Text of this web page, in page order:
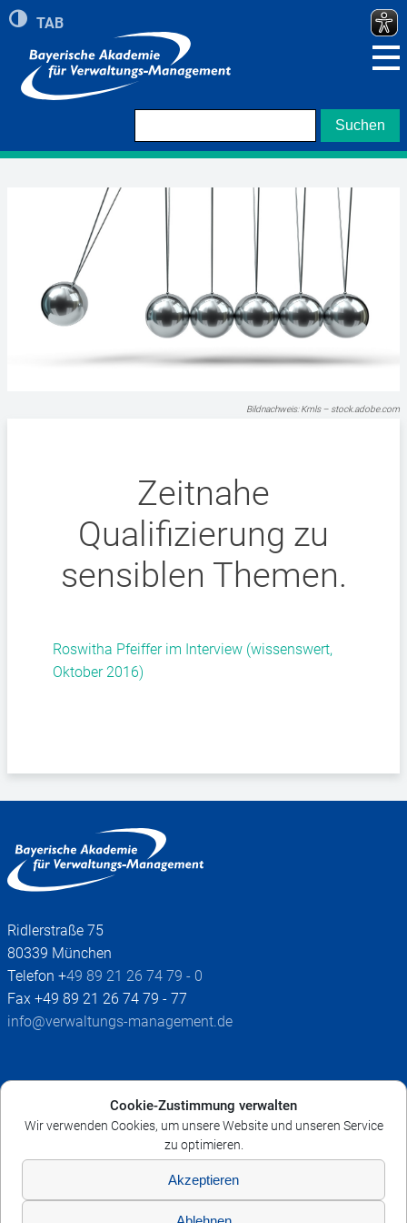
Cookie-Zustimmung verwalten
Wir verwenden Cookies, um unsere Website und unseren Service
zu optimieren.
Akzeptieren
Umschalten auf hohe Kontraste
TAB
Zeigt roten Rand bei Navigation mit TAB Taste
Bildnachweis: Kmls – stock.adobe.com
Zeitnahe
Qualifizierung zu
sensiblen Themen.
Roswitha Pfeiffer im Interview (wissenswert,
Oktober 2016)
Ridlerstraße 75
80339 München
Telefon +49 89 21 26 74 79 - 0
Fax +49 89 21 26 74 79 - 77
info@verwaltungs-management.de
AGB
Widerruf